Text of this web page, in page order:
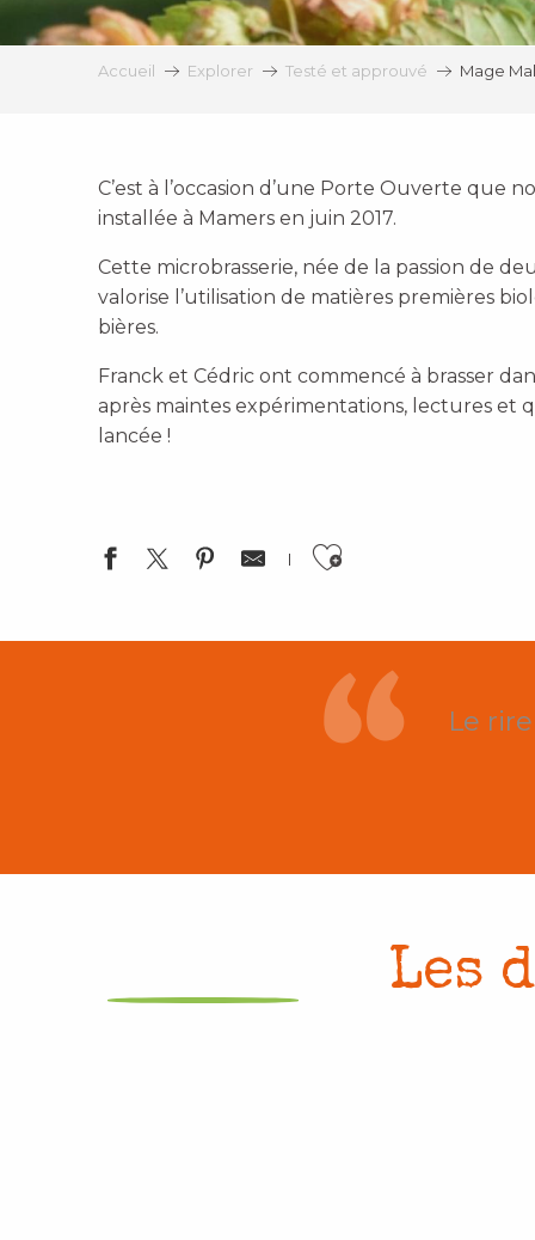
Accueil Explorer Testé et approuvé Mage
C’est à l’occasion d’une Porte Ouverte que
installée à Mamers en juin 2017.
Cette microbrasserie, née de la passion de
valorise l’utilisation de matières premières
bières.
Franck et Cédric ont commencé à brasser
après maintes expérimentations, lectures et
lancée !
Ajouter
Le
Les